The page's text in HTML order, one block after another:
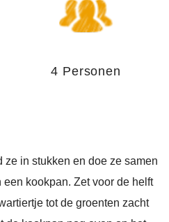
4 Personen
in stukken en doe ze samen
kookpan. Zet voor de helft
tot de groenten zacht